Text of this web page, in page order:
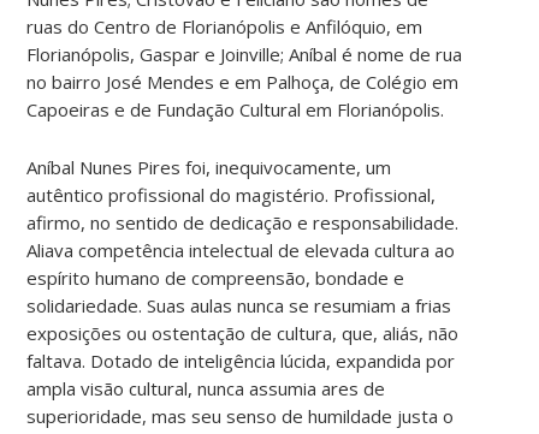
ruas do Centro de Florianópolis e Anfilóquio, em
Florianópolis, Gaspar e Joinville; Aníbal é nome de rua
no bairro José Mendes e em Palhoça, de Colégio em
Capoeiras e de Fundação Cultural em Florianópolis.
Aníbal Nunes Pires foi, inequivocamente, um
autêntico profissional do magistério. Profissional,
afirmo, no sentido de dedicação e responsabilidade.
Aliava competência intelectual de elevada cultura ao
espírito humano de compreensão, bondade e
solidariedade. Suas aulas nunca se resumiam a frias
exposições ou ostentação de cultura, que, aliás, não
faltava. Dotado de inteligência lúcida, expandida por
ampla visão cultural, nunca assumia ares de
superioridade, mas seu senso de humildade justa o